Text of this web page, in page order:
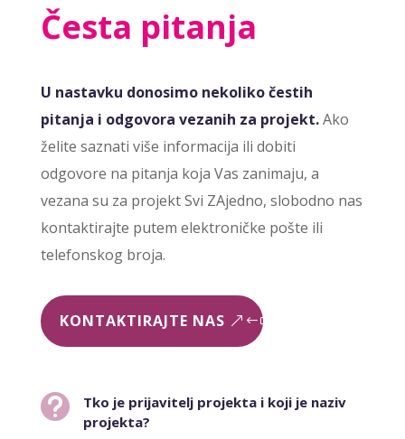
Česta pitanja
U nastavku donosimo nekoliko čestih
pitanja i odgovora vezanih za projekt.Ako
želite saznati više informacija ili dobiti
odgovore na pitanja koja Vas zanimaju, a
vezana su za projekt Svi ZAjedno, slobodno nas
kontaktirajte putem elektroničke pošte ili
telefonskog broja.
KONTAKTIRAJTE NAS

Tko je prijavitelj projekta i koji je naziv
projekta?